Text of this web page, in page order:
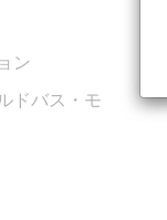
ン
ドバス・モ